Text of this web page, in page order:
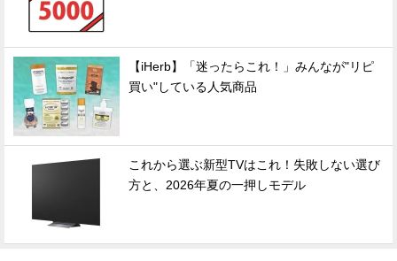
【iHerb】「迷ったらこれ！」みんなが"リピ
買い"している人気商品
これから選ぶ新型TVはこれ！失敗しない選び
方と、2026年夏の一押しモデル